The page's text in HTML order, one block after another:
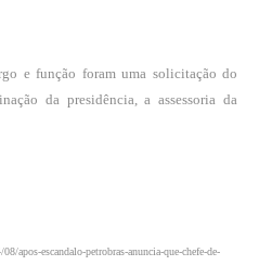
e função foram uma solicitação do
da presidência, a assessoria da
apos-escandalo-petrobras-anuncia-que-chefe-de-